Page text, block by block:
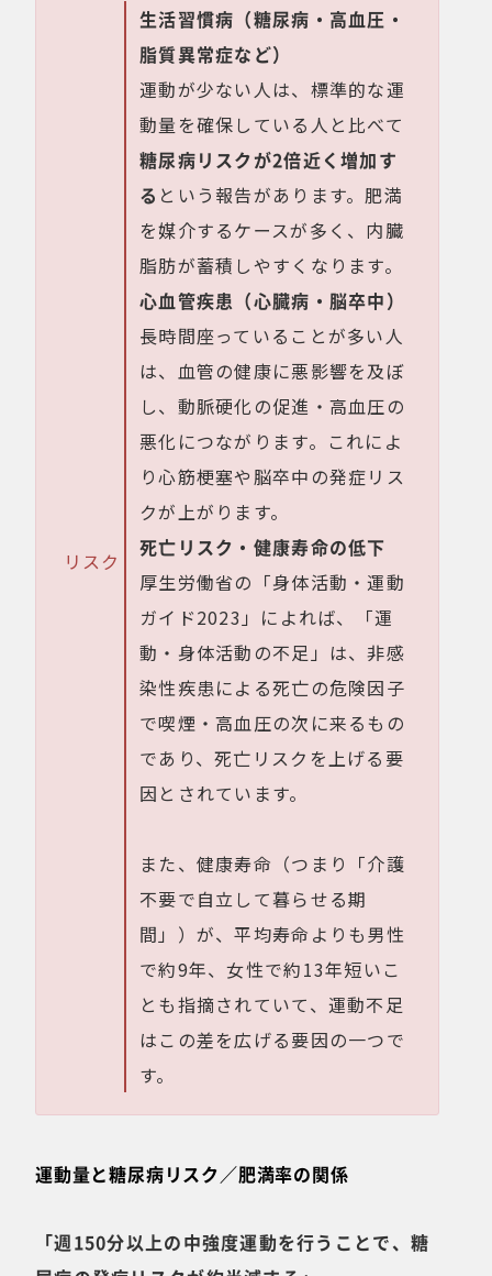
リスク
生活習慣病（糖尿病・高血圧・
脂質異常症など）
運動が少ない人は、標準的な運
動量を確保している人と比べて
糖尿病リスクが2倍近く増加す
る という報告があります。肥満
を媒介するケースが多く、内臓
脂肪が蓄積しやすくなります。
心血管疾患（心臓病・脳卒中）
長時間座っていることが多い人
は、血管の健康に悪影響を及ぼ
し、動脈硬化の促進・高血圧の
悪化につながります。これによ
り心筋梗塞や脳卒中の発症リス
クが上がります。
死亡リスク・健康寿命の低下
厚生労働省の「身体活動・運動
ガイド2023」によれば、「運
動・身体活動の不足」は、非感
染性疾患による死亡の危険因子
で喫煙・高血圧の次に来るもの
であり、死亡リスクを上げる要
因とされています。
また、健康寿命（つまり「介護
不要で自立して暮らせる期
間」）が、平均寿命よりも男性
で約9年、女性で約13年短いこ
とも指摘されていて、運動不足
はこの差を広げる要因の一つで
す。
運動量と糖尿病リスク／肥満率の関係
「週150分以上の中強度運動を行うことで、糖